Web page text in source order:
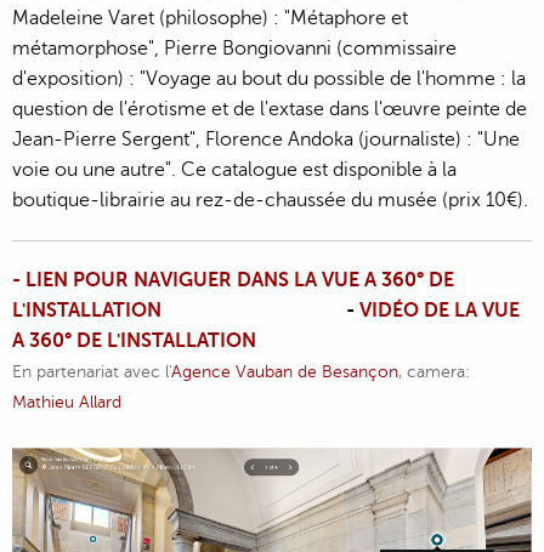
Madeleine Varet (philosophe) : "Métaphore et
métamorphose", Pierre Bongiovanni (commissaire
d'exposition) : "Voyage au bout du possible de l'homme : la
question de l'érotisme et de l'extase dans l'œuvre peinte de
Jean-Pierre Sergent", Florence Andoka (journaliste) : "Une
voie ou une autre". Ce catalogue est disponible à la
boutique-librairie au rez-de-chaussée du musée (prix 10€).
- LIEN POUR NAVIGUER DANS LA VUE A 360° DE
L'INSTALLATION
- VIDÉO DE LA VUE
A 360° DE L'INSTALLATION
En partenariat avec l'Agence Vauban de Besançon, camera:
Mathieu Allard